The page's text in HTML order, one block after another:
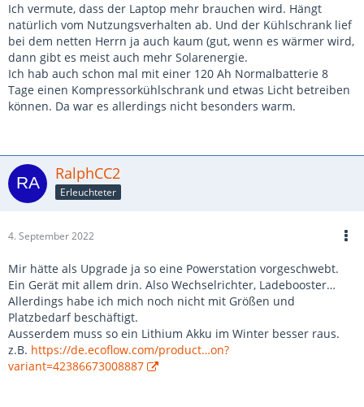
Ich vermute, dass der Laptop mehr brauchen wird. Hängt
natürlich vom Nutzungsverhalten ab. Und der Kühlschrank lief
bei dem netten Herrn ja auch kaum (gut, wenn es wärmer wird,
dann gibt es meist auch mehr Solarenergie.
Ich hab auch schon mal mit einer 120 Ah Normalbatterie 8
Tage einen Kompressorkühlschrank und etwas Licht betreiben
können. Da war es allerdings nicht besonders warm.
RalphCC2
Erleuchteter
4. September 2022
Mir hätte als Upgrade ja so eine Powerstation vorgeschwebt.
Ein Gerät mit allem drin. Also Wechselrichter, Ladebooster…
Allerdings habe ich mich noch nicht mit Größen und
Platzbedarf beschäftigt.
Ausserdem muss so ein Lithium Akku im Winter besser raus.
z.B. https://de.ecoflow.com/product…on?
variant=42386673008887